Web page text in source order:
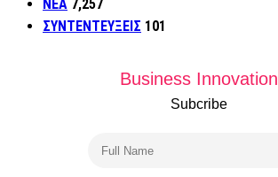
ΝΕΑ 7,257
ΣΥΝΤΕΝΤΕΥΞΕΙΣ 101
Business Innovation
Subcribe